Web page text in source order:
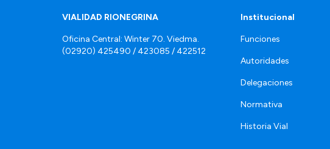
VIALIDAD RIONEGRINA
Oficina Central: Winter 70. Viedma.
(02920) 425490 / 423085 / 422512
Institucional
Funciones
Autoridades
Delegaciones
Normativa
Historia Vial